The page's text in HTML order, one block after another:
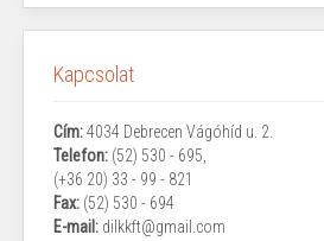
Kapcsolat
Cím:4034 Debrecen Vágóhíd u. 2.
Telefon: (52) 530 - 695,
(+36 20) 33 - 99 - 821
Fax: (52) 530 - 694
E-mail: dilkkft@gmail.com